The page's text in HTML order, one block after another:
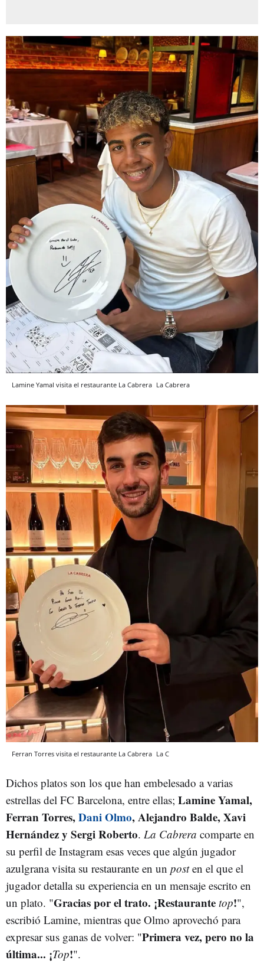
Lamine Yamal visita el restaurante La Cabrera La Cabrera
Ferran Torres visita el restaurante La Cabrera La C
Dichos platos son los que han embelesado a varias
estrellas del FC Barcelona, entre ellas; Lamine Yamal,
Ferran Torres,Dani Olmo, Alejandro Balde, Xavi
Hernández y Sergi Roberto. La Cabrera comparte en
su perfil de Instagram esas veces que algún jugador
azulgrana visita su restaurante en un posten el que el
jugador detalla su experiencia en un mensaje escrito en
un plato. "Gracias por el trato. ¡Restaurante top!",
escribió Lamine, mientras que Olmo aprovechó para
expresar sus ganas de volver: "Primera vez, pero no la
última... ¡Top!".